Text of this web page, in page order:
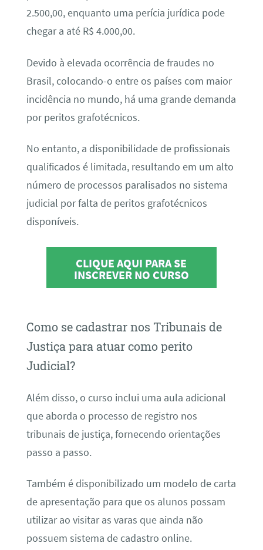
2.500,00, enquanto uma perícia jurídica pode
chegar a até R$ 4.000,00.
Devido à elevada ocorrência de fraudes no
Brasil, colocando-o entre os países com maior
incidência no mundo, há uma grande demanda
por peritos grafotécnicos.
No entanto, a disponibilidade de profissionais
qualificados é limitada, resultando em um alto
número de processos paralisados no sistema
judicial por falta de peritos grafotécnicos
disponíveis.
CLIQUE AQUI PARA SE
INSCREVER NO CURSO
Como se cadastrar nos Tribunais de
Justiça para atuar como perito
Judicial?
Além disso, o curso inclui uma aula adicional
que aborda o processo de registro nos
tribunais de justiça, fornecendo orientações
passo a passo.
Também é disponibilizado um modelo de carta
de apresentação para que os alunos possam
utilizar ao visitar as varas que ainda não
possuem sistema de cadastro online.